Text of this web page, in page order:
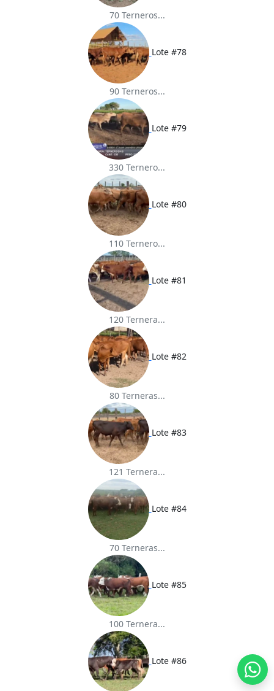
70 Terneros...
Lote #78
90 Terneros...
Lote #79
330 Ternero...
Lote #80
110 Ternero...
Lote #81
120 Ternera...
Lote #82
80 Terneras...
Lote #83
121 Ternera...
Lote #84
70 Terneras...
Lote #85
100 Ternera...
Lote #86